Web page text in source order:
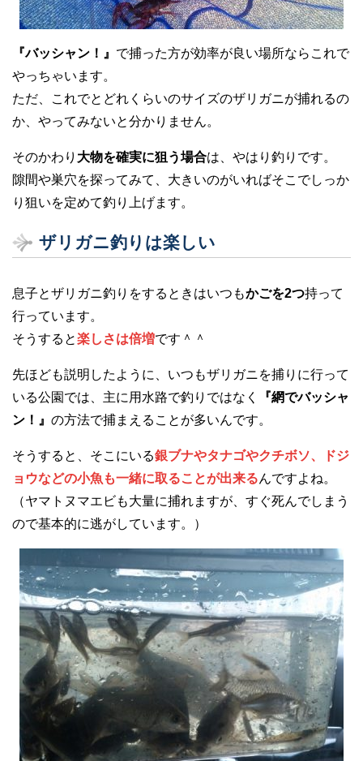
『バッシャン！』 で捕った方が効率が良い場所ならこれで
やっちゃいます。
ただ、これでとどれくらいのサイズのザリガニが捕れるの
か、やってみないと分かりません。
そのかわり 大物を確実に狙う場合は、やはり釣りです。
隙間や巣穴を探ってみて、大きいのがいればそこでしっか
り狙いを定めて釣り上げます。
ザリガニ釣りは楽しい
息子とザリガニ釣りをするときはいつもかごを2つ持って
行っています。
そうすると楽しさは倍増です＾＾
先ほども説明したように、いつもザリガニを捕りに行って
いる公園では、主に用水路で釣りではなく
『網でバッシャ
ン！』 の方法で捕まえることが多いんです。
そうすると、そこにいる銀ブナやタナゴやクチボソ、ドジ
ョウなどの小魚も一緒に取ることが出来るんですよね。
（ヤマトヌマエビも大量に捕れますが、すぐ死んでしまう
ので基本的に逃がしています。）